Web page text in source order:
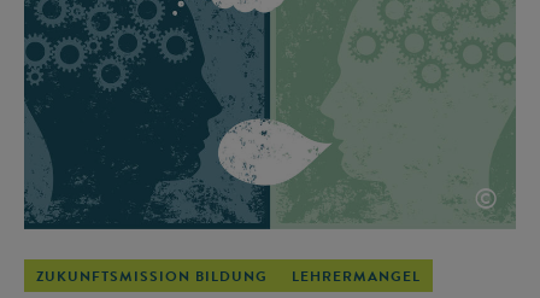
©
ZUKUNFTSMISSION BILDUNG LEHRERMANGEL